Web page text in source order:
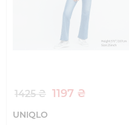
1425 ₴ 1197 ₴
UNIQLO